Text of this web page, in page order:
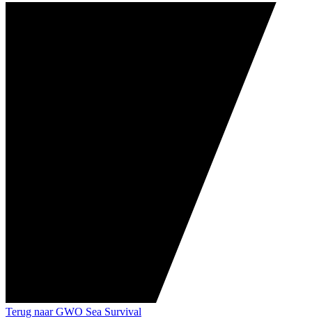
Terug naar GWO Sea Survival